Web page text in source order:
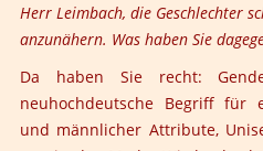
Herr Leimbach, die Geschlechter
anzunähern. Was haben Sie
Da haben Sie recht:
neuhochdeutsche Begriff für
und männlicher Attribute,